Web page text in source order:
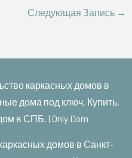
Следующая Запись →
каркасных домов в
дома под ключ. Купить,
в СПБ. | Only Dom
домов в Санкт-